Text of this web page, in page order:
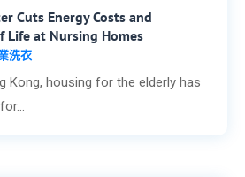
Cuts Energy Costs and
Life at Nursing Homes
洗衣
Kong, housing for the elderly has